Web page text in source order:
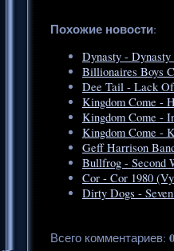
Похожие новости:
Dynasty - Dynasty
Billionaires Boys
Dee Tail - Lack
Kingdom Come -
Kingdom Come -
Kingdom Come -
Geff Harrison
Bullfrog - Second
Cor - Cor 1980
Dirty Dogs -
Всего комментариев: 0